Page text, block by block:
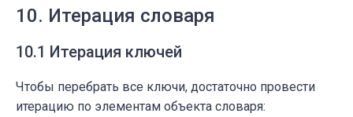
10. Итерация словаря
10.1 Итерация ключей
Чтобы перебрать все ключи, достаточно провести
итерацию по элементам объекта словаря: